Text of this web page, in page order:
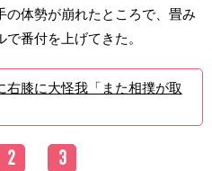
の体勢が崩れたところで、畳み
番付を上げてきた。
右膝に大怪我「また相撲が取
2 3